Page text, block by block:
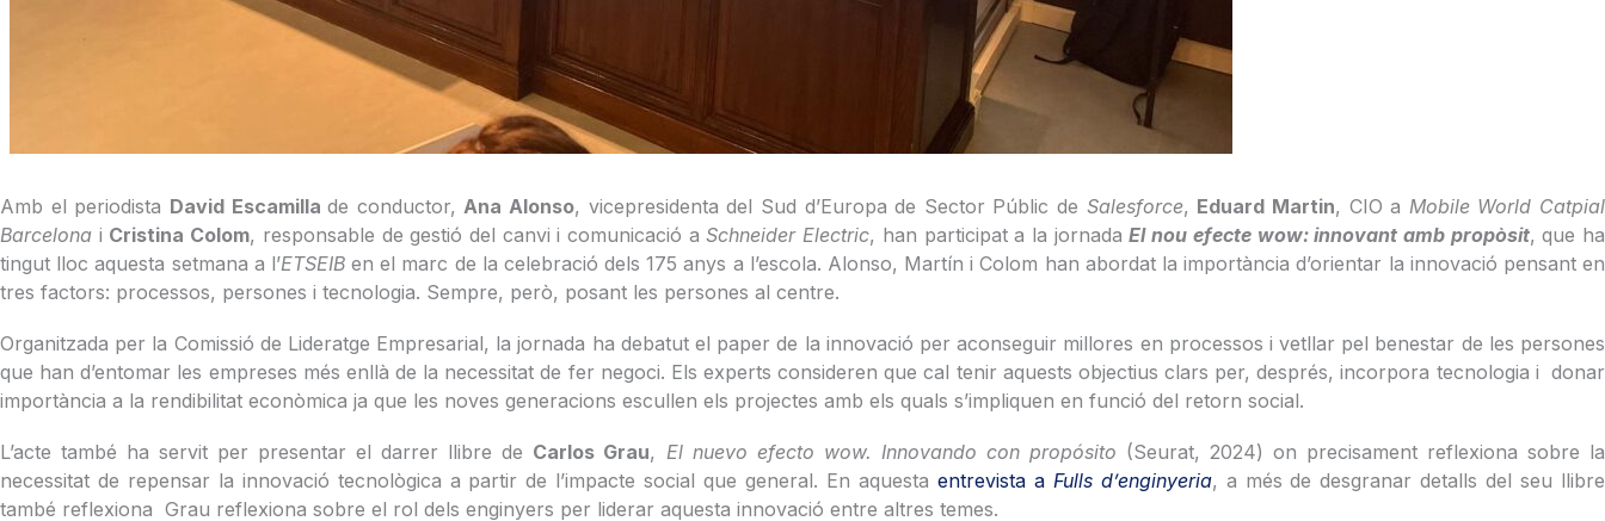
Amb el periodista David Escamillade conductor,Ana Alonso, vicepresidenta del Sud d’Europa de Sector Públic de Salesforce, Eduard Martin, CIO a Mobile World Catpial
Barcelona i Cristina Colom, responsable de gestió del canvi i comunicació aSchneider Electric, han participat a la jornadaEl nou efecte wow: innovant amb propòsit, que ha
tingut lloc aquesta setmana a l’ETSEIBen el marc de la celebració dels 175 anys a l’escola. Alonso, Martín i Colom han abordat la importància d’orientar la innovació pensant en
tres factors: processos, persones i tecnologia. Sempre, però, posant les persones al centre.
Organitzada per la Comissió de Lideratge Empresarial, la jornada ha debatut el paper de la innovació per aconseguir millores en processos i vetllar pel benestar de les persones
que han d’entomar les empreses més enllà de la necessitat de fer negoci. Els experts consideren que cal tenir aquests objectius clars per, després, incorpora tecnologia i donar
importància a la rendibilitat econòmica ja que les noves generacions escullen els projectes amb els quals s’impliquen en funció del retorn social.
L’acte també ha servit per presentar el darrer llibre de Carlos Grau, El nuevo efecto wow. Innovando con propósito (Seurat, 2024) on precisament reflexiona sobre la
necessitat de repensar la innovació tecnològica a partir de l’impacte social que general. En aquesta entrevista a Fulls d’enginyeria, a més de desgranar detalls del seu llibre
també reflexiona Grau reflexiona sobre el rol dels enginyers per liderar aquesta innovació entre altres temes.